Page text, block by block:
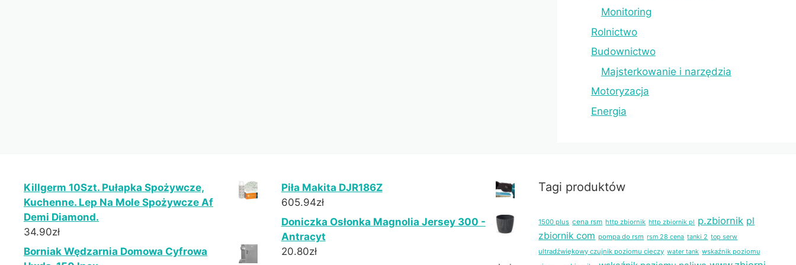
Monitoring
Rolnictwo
Budownictwo
Majsterkowanie i narzędzia
Motoryzacja
Energia
Killgerm 10Szt. Pułapka Spożywcze,
Kuchenne. Lep Na Mole Spożywcze Af
Demi Diamond.
34.90zł
Borniak Wędzarnia Domowa Cyfrowa
Piła Makita DJR186Z
605.94zł
Doniczka Osłonka Magnolia Jersey 300 -
Antracyt
20.80zł
Tagi produktów
1500 plus cena rsm http zbiornik http zbiornik pl p.zbiornik pl
zbiornik com pompa do rsm rsm 28 cena tanki 2 top serw
ultradźwiękowy czujnik poziomu cieczy water tank wskaźnik poziomu